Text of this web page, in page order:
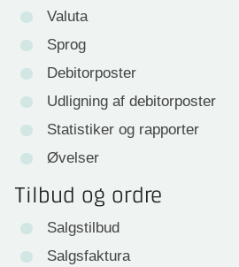
Valuta
Sprog
Debitorposter
Udligning af debitorposter
Statistiker og rapporter
Øvelser
Tilbud og ordre
Salgstilbud
Salgsfaktura